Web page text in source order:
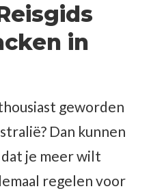
in
geworden
Dan kunnen
je meer wilt
regelen voor